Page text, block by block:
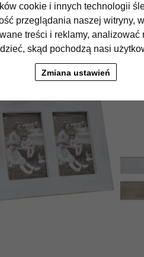
cookie i innych technologii
przeglądania naszej witryny,
treści i reklamy, analizować
skąd pochodzą nasi
Zmiana ustawień
na 3 zdjęcia